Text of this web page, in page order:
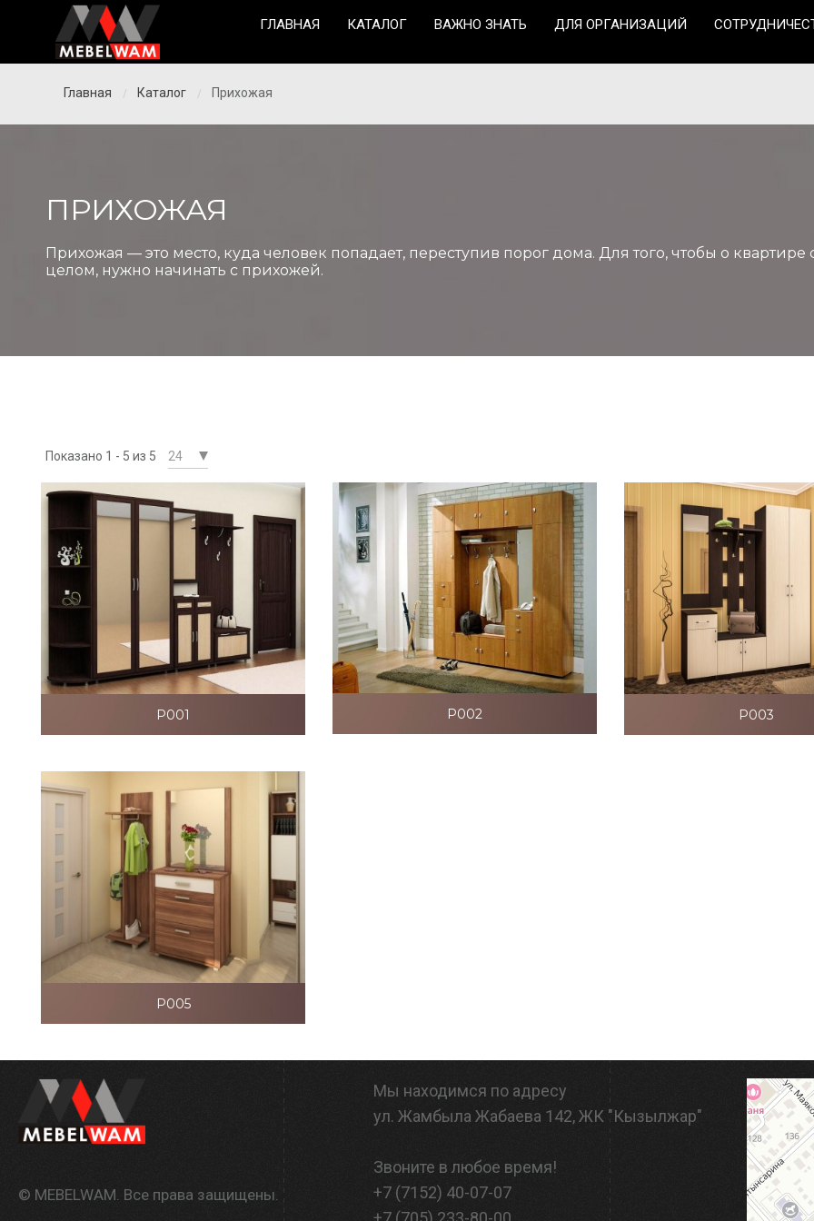
ГЛАВНАЯ КАТАЛОГ ВАЖНО ЗНАТЬ ДЛЯ ОРГАНИЗАЦИЙ
Главная / Каталог / Прихожая
ПРИХОЖАЯ
Прихожая — это место, куда человек попадает, переступив порог дома. Для того, чтобы о
целом, нужно начинать с прихожей.
Показано 1 - 5 из 5
P001 P002 P003
P005
© MEBELWAM. Все права защищены.
Мы находимся по адресу
ул. Жамбыла Жабаева 142, ЖК "Кызылжар"
Звоните в любое время!
+7 (7152) 40-07-07